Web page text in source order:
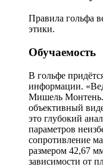
Правила гольфа
этики.
Обучаемость
В гольфе
информации.
Мишель Монтень.
объективный
это глубокий
параметров
сопротивление
размером 42,67
зависимости от